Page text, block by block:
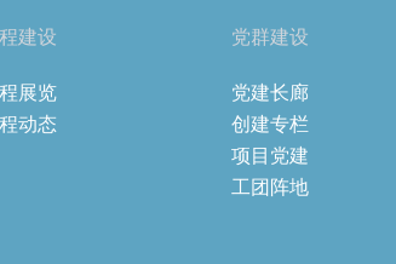
建设
展览
动态
党群建设
党建长廊
创建专栏
项目党建
工团阵地